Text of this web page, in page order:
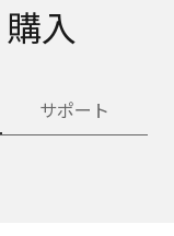
入
サポート